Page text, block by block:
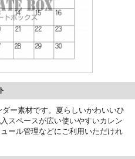
ー素材です。夏らしいかわいいひ
スペースが広い使いやすいカレン
ール管理などにご利用いただけれ